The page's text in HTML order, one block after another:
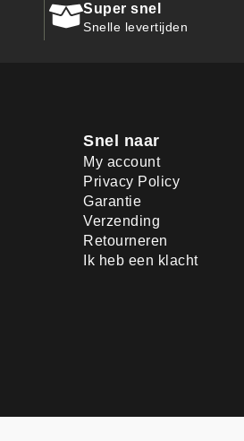
Super snel
Snelle levertijden
Snel naar
My account
Privacy Policy
Garantie
Verzending
Retourneren
Ik heb een klacht